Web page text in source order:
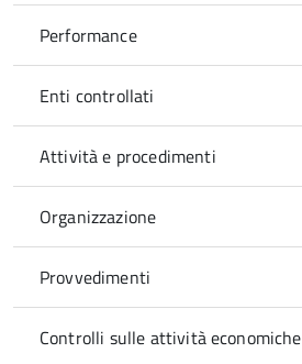
Performance
Enti controllati
Attività e procedimenti
Organizzazione
Provvedimenti
Controlli sulle attività economiche